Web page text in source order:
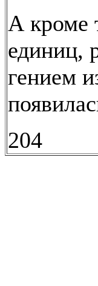
А кроме
единиц,
гением
204